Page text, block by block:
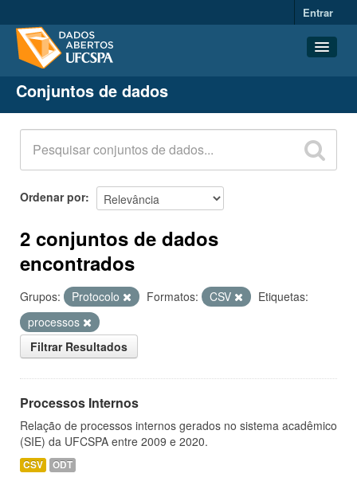
Entrar
Conjuntos de dados
Organizações
Grupos
Sobre
Conjuntos de dados
Ordenar por
2 conjuntos de dados
encontrados
Grupos: Protocolo Formatos: CSV
Etiquetas:
processos
Filtrar Resultados
Processos Internos
Relação de processos internos gerados no sistema acadêmico
(SIE) da UFCSPA entre 2009 e 2020.
CSV ODT